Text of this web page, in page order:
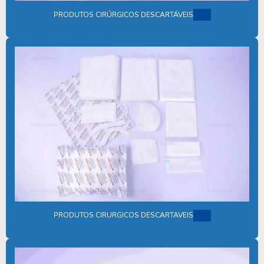
FABRICANTE DE PRODUTOS HOSPITALARES ESTÉREIS
FORNECEDOR KIT ODONTOLÓGICO
FORNECEDOR PROPÉ DESCARTÁVEL
FORNECEDOR SAPATILHA DESCARTÁVEL
FORNECEDORES DE AVENTAIS DESCARTAVEIS EM SP
FORNECEDORES DE AVENTAL HOSPITALAR DESCARTÁVEL
GORRO ACADEMICO
GORRO CIRURGICO
GORRO CIRURGICO PREÇO
PRODUTOS CIRÚRGICOS DESCARTÁVEIS
PRODUTOS CIRURGICOS DESCARTAVEIS